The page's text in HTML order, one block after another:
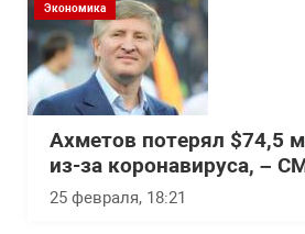
Экономика
Ахметов потерял $74,5
из-за коронавируса, –
25 февраля, 18:21